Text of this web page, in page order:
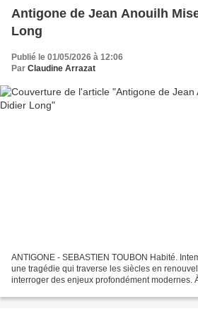
Antigone de Jean Anouilh Mise en scène Didier
Long
Publié le 01/05/2026 à 12:06
Par Claudine Arrazat
ANTIGONE - SEBASTIEN TOUBON Habité.
une tragédie qui traverse les siècles en
interroger des enjeux profondément modernes.